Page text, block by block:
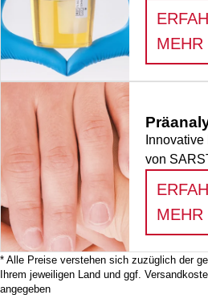
MEHR
von
MEHR
* Alle Preise verstehen sich zuzüglich der
Ihrem jeweiligen Land und ggf.
angegeben